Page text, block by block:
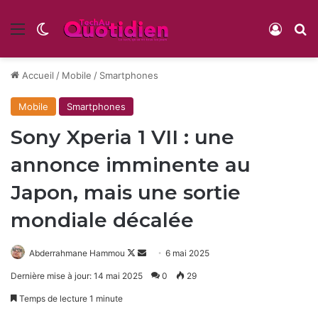
Menu Switch skin
Accueil / Mobile / Smartphones
Mobile Smartphones
Sony Xperia 1 VII : une
annonce imminente au
Japon, mais une sortie
mondiale décalée
Abderrahmane Hammou
Follow
Envoyer6 mai 2025
Dernière mise à jour: 14 mai 2025 0 29
Temps de lecture 1 minute